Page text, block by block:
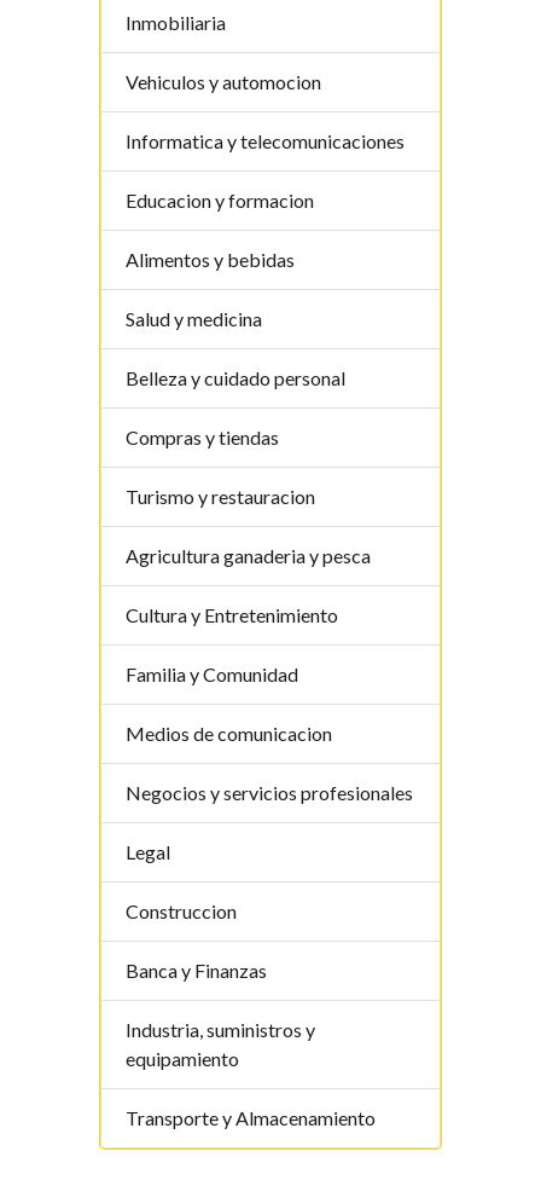
Inmobiliaria
Vehiculos y automocion
Informatica y telecomunicaciones
Educacion y formacion
Alimentos y bebidas
Salud y medicina
Belleza y cuidado personal
Compras y tiendas
Turismo y restauracion
Agricultura ganaderia y pesca
Cultura y Entretenimiento
Familia y Comunidad
Medios de comunicacion
Negocios y servicios profesionales
Legal
Construccion
Banca y Finanzas
Industria, suministros y
equipamiento
Transporte y Almacenamiento